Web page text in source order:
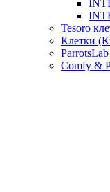
Tesoro
Клетки
Comfy &